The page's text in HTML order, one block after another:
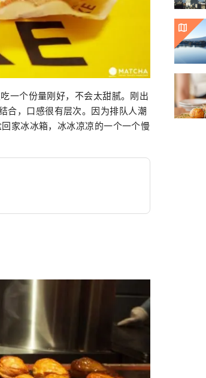
一个份量刚好，不会太甜腻。刚出
合，口感很有层次。因为排队人潮
家冰冰箱，冰冰凉凉的一个一个慢